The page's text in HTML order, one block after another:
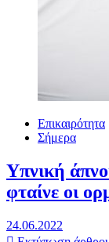
Επικαιρότητα
Σήμερα
Υπνική
φταίνε οι
24.06.2022